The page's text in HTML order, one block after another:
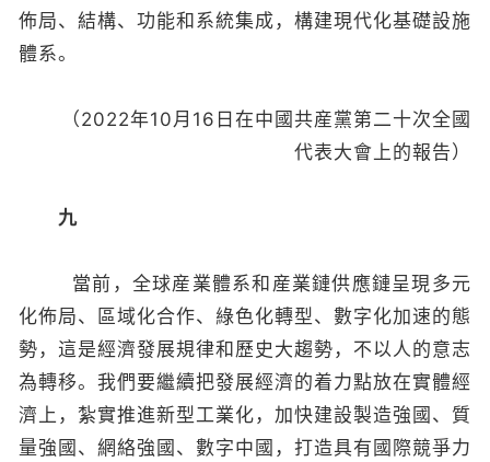
佈局、結構、功能和系統集成，構建現代化基礎設施
體系。
（2022年10月16日在中國共産黨第二十次全國
代表大會上的報告）
九
當前，全球産業體系和産業鏈供應鏈呈現多元
化佈局、區域化合作、綠色化轉型、數字化加速的態
勢，這是經濟發展規律和歷史大趨勢，不以人的意志
為轉移。我們要繼續把發展經濟的着力點放在實體經
濟上，紮實推進新型工業化，加快建設製造強國、質
量強國、網絡強國、數字中國，打造具有國際競爭力